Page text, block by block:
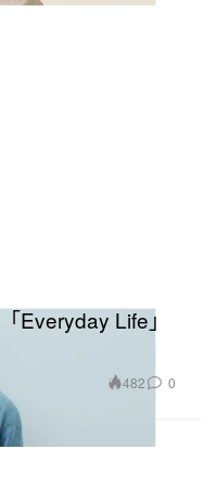
Everyday Life」
482 0